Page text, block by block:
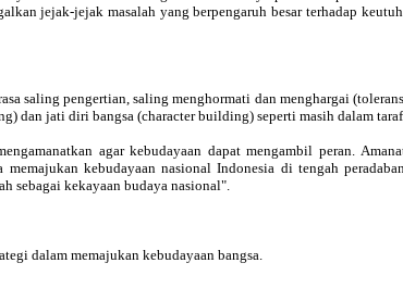
jejak-jejak masalah yang berpengaruh besar terhadap
saling pengertian, saling menghormati dan menghargai
dan jati diri bangsa (character building) seperti masih dalam
agar kebudayaan dapat mengambil peran.
kebudayaan nasional Indonesia di tengah
sebagai kekayaan budaya nasional".
dalam memajukan kebudayaan bangsa.